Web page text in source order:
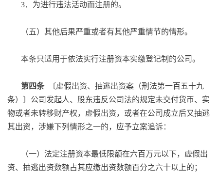
3．为进行违法活动而注册的。
（五）其他后果严重或者有其他严重情节的情形。
本条只适用于依法实行注册资本实缴登记制的公司。
第四条
〔虚假出资、抽逃出资案（刑法第一百五十九
条）〕公司发起人、股东违反公司法的规定未交付货币、实
物或者未转移财产权，虚假出资，或者在公司成立后又抽逃
其出资，涉嫌下列情形之一的，应予立案追诉：
（一）法定注册资本最低限额在六百万元以下，虚假出
资、抽逃出资数额占其应缴出资数额百分之六十以上的；